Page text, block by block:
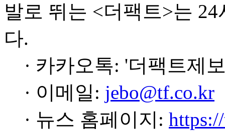
발로 뛰는 <더팩트>는
다.
· 카카오톡: '더팩트제
· 이메일: jebo@tf.co.kr
· 뉴스 홈페이지: